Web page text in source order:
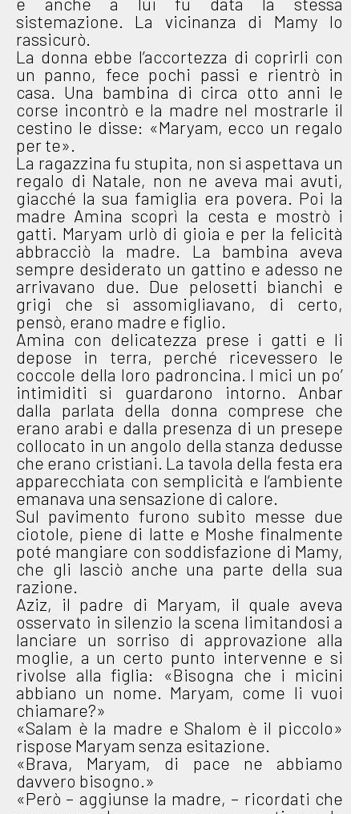
sistemazione. La vicinanza di Mamy lo
rassicurò.
La donna ebbe l’accortezza di coprirli con
un panno, fece pochi passi e rientrò in
casa. Una bambina di circa otto anni le
corse incontrò e la madre nel mostrarle il
cestino le disse: «Maryam, ecco un regalo
per te».
La ragazzina fu stupita, non si aspettava un
regalo di Natale, non ne aveva mai avuti,
giacché la sua famiglia era povera. Poi la
madre Amina scoprì la cesta e mostrò i
gatti. Maryam urlò di gioia e per la felicità
abbracciò la madre. La bambina aveva
sempre desiderato un gattino e adesso ne
arrivavano due. Due pelosetti bianchi e
grigi che si assomigliavano, di certo,
pensò, erano madre e figlio.
Amina con delicatezza prese i gatti e li
depose in terra, perché ricevessero le
coccole della loro padroncina. I mici un po’
intimiditi si guardarono intorno. Anbar
dalla parlata della donna comprese che
erano arabi e dalla presenza di un presepe
collocato in un angolo della stanza dedusse
che erano cristiani. La tavola della festa era
apparecchiata con semplicità e l’ambiente
emanava una sensazione di calore.
Sul pavimento furono subito messe due
ciotole, piene di latte e Moshe finalmente
poté mangiare con soddisfazione di Mamy,
che gli lasciò anche una parte della sua
razione.
Aziz, il padre di Maryam, il quale aveva
osservato in silenzio la scena limitandosi a
lanciare un sorriso di approvazione alla
moglie, a un certo punto intervenne e si
rivolse alla figlia: «Bisogna che i micini
abbiano un nome. Maryam, come li vuoi
chiamare?»
«Salam è la madre e Shalom è il piccolo»
rispose Maryam senza esitazione.
«Brava, Maryam, di pace ne abbiamo
davvero bisogno.»
«Però – aggiunse la madre, – ricordati che